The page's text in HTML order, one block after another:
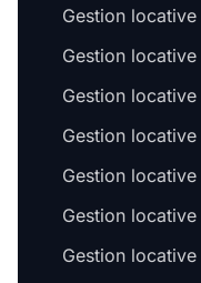
Gestion
Gestion
Gestion
Gestion locative
Gestion
Gestion locative
Gestion